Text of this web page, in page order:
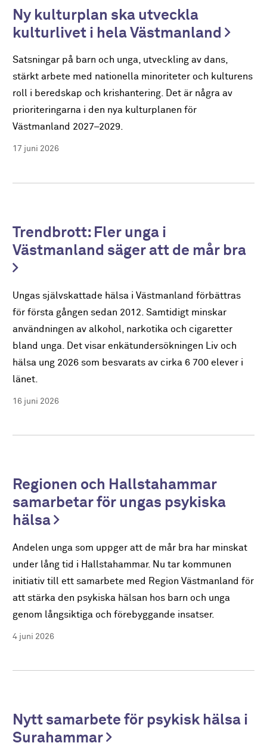
Ny kulturplan ska utveckla
kulturlivet i hela Västmanland
Satsningar på barn och unga, utveckling av dans,
stärkt arbete med nationella minoriteter och kulturens
roll i beredskap och krishantering. Det är några av
prioriteringarna i den nya kulturplanen för
Västmanland 2027–2029.
17 juni 2026
Trendbrott: Fler unga i
Västmanland säger att de mår bra
Ungas självskattade hälsa i Västmanland förbättras
för första gången sedan 2012. Samtidigt minskar
användningen av alkohol, narkotika och cigaretter
bland unga. Det visar enkätundersökningen Liv och
hälsa ung 2026 som besvarats av cirka 6 700 elever i
länet.
16 juni 2026
Regionen och Hallstahammar
samarbetar för ungas psykiska
hälsa
Andelen unga som uppger att de mår bra har minskat
under lång tid i Hallstahammar. Nu tar kommunen
initiativ till ett samarbete med Region Västmanland för
att stärka den psykiska hälsan hos barn och unga
genom långsiktiga och förebyggande insatser.
4 juni 2026
Nytt samarbete för psykisk hälsa i
Surahammar